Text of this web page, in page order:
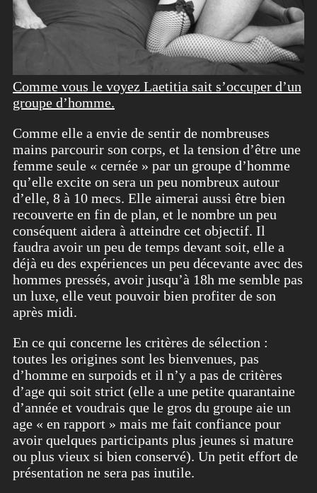
Comme vous le voyez Laetitia sait s’occuper d’un
groupe d’homme.
Comme elle a envie de sentir de nombreuses
mains parcourir son corps, et la tension d’être une
femme seule « cernée » par un groupe d’homme
qu’elle excite on sera un peu nombreux autour
d’elle, 8 à 10 mecs. Elle aimerai aussi être bien
recouverte en fin de plan, et le nombre un peu
conséquent aidera à atteindre cet objectif. Il
faudra avoir un peu de temps devant soit, elle a
déjà eu des expériences un peu décevante avec des
hommes pressés, avoir jusqu’à 18h me semble pas
un luxe, elle veut pouvoir bien profiter de son
après midi.
En ce qui concerne les critères de sélection :
toutes les origines sont les bienvenues, pas
d’homme en surpoids et il n’y a pas de critères
d’age qui soit strict (elle a une petite quarantaine
d’année et voudrais que le gros du groupe aie un
age « en rapport » mais me fait confiance pour
avoir quelques participants plus jeunes si mature
ou plus vieux si bien conservé). Un petit effort de
présentation ne sera pas inutile.